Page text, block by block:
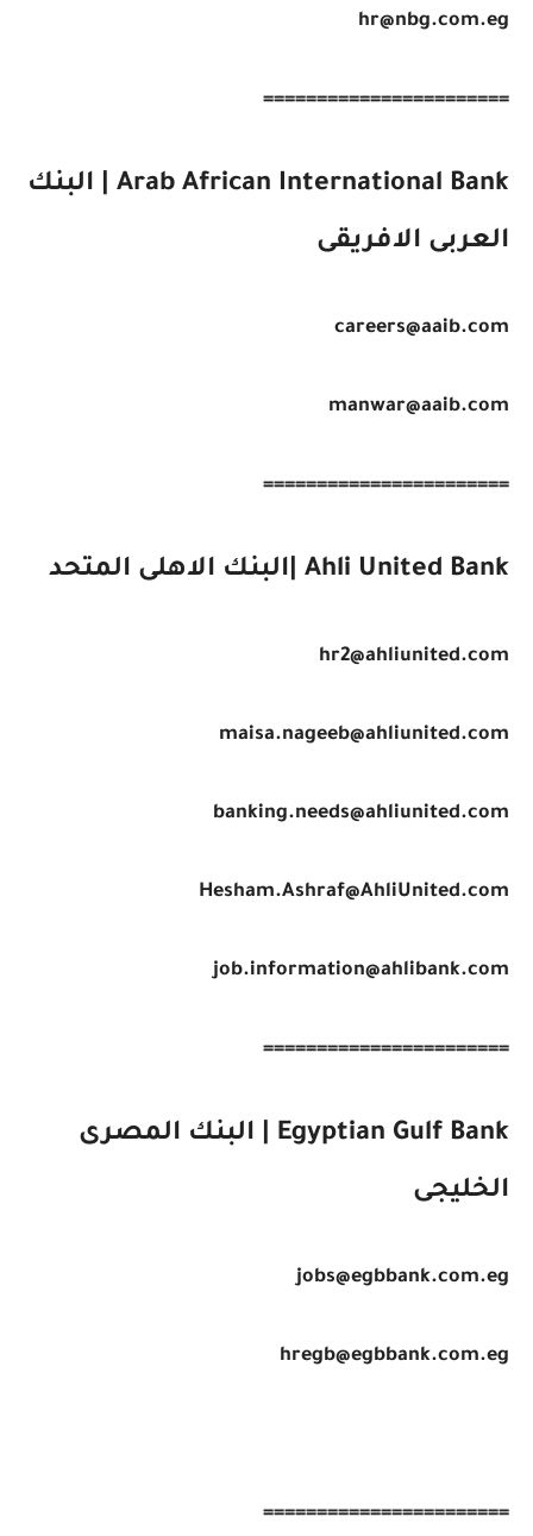
hr@nbg.com.eg
=======================
Arab African International Bank | البنك
العربى الافريقى
careers@aaib.com
manwar@aaib.com
=======================
Ahli United Bank |البنك الاهلى المتحد
hr2@ahliunited.com
maisa.nageeb@ahliunited.com
banking.needs@ahliunited.com
Hesham.Ashraf@AhliUnited.com
job.information@ahlibank.com
=======================
Egyptian Gulf Bank | البنك المصرى
الخليجى
jobs@egbbank.com.eg
hregb@egbbank.com.eg
=======================